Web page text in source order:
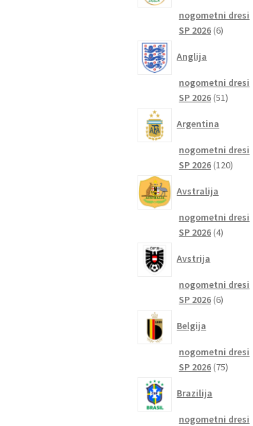
nogometni dresi
SP 2026 66
Anglija
nogometni dresi
SP 2026 5151
Argentina
nogometni dresi
SP 2026 120120
Avstralija
nogometni dresi
SP 2026 44
Avstrija
nogometni dresi
SP 2026 66
Belgija
nogometni dresi
SP 2026 7575
Brazilija
nogometni dresi